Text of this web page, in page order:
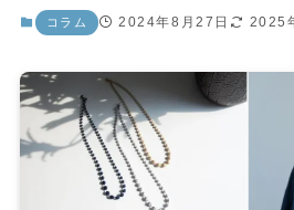
コラム 2024年8月27日 2025